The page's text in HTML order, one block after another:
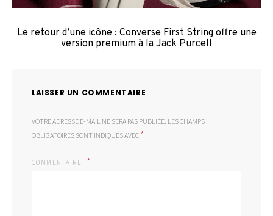
Le retour d’une icône : Converse First String offre une
version premium à la Jack Purcell
LAISSER UN COMMENTAIRE
VOTRE ADRESSE E-MAIL NE SERA PAS PUBLIÉE. LES CHAMPS
OBLIGATOIRES SONT INDIQUÉS AVEC *
COMMENTAIRE